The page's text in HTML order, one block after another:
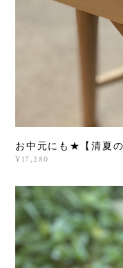
お中元にも★【清夏
¥17,280